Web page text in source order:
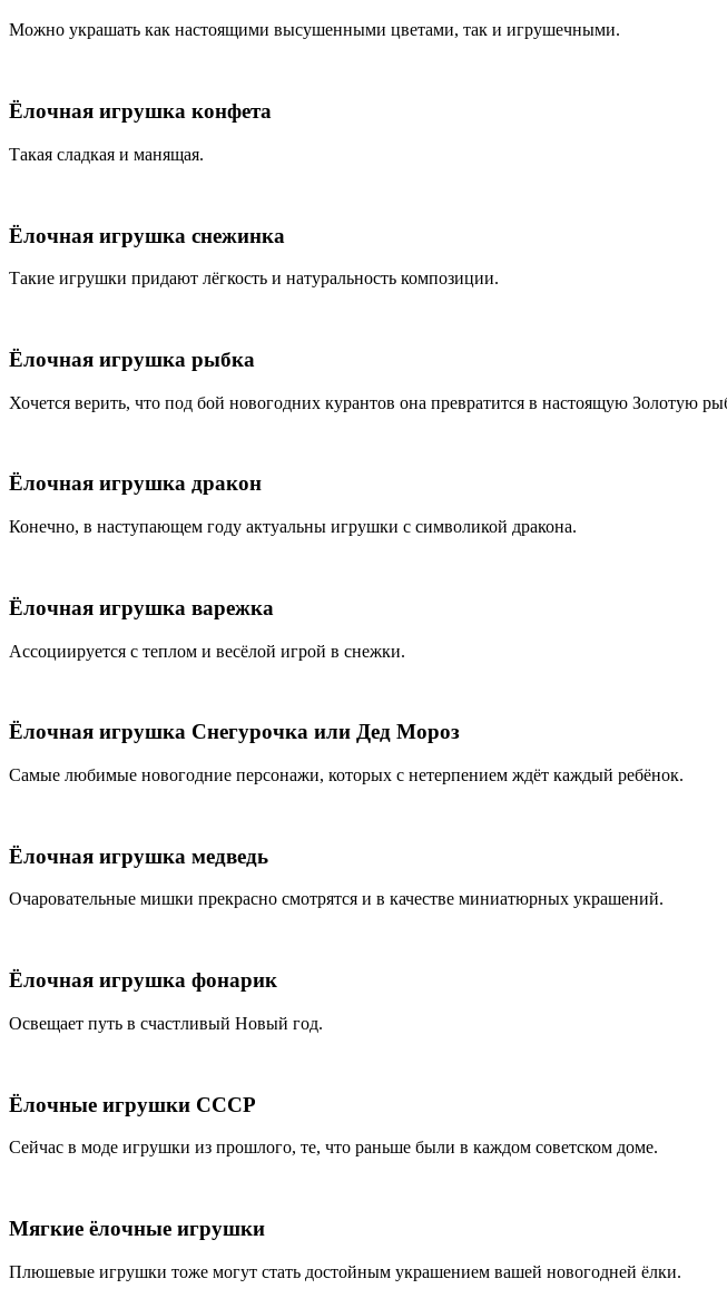
Можно украшать как настоящими высушенными цветами, так и игрушечными.
Ёлочная игрушка конфета
Такая сладкая и манящая.
Ёлочная игрушка снежинка
Такие игрушки придают лёгкость и натуральность композиции.
Ёлочная игрушка рыбка
Хочется верить, что под бой новогодних курантов она превратится в настоящую Золотую
Ёлочная игрушка дракон
Конечно, в наступающем году актуальны игрушки с символикой дракона.
Ёлочная игрушка варежка
Ассоциируется с теплом и весёлой игрой в снежки.
Ёлочная игрушка Снегурочка или Дед Мороз
Самые любимые новогодние персонажи, которых с нетерпением ждёт каждый ребёнок.
Ёлочная игрушка медведь
Очаровательные мишки прекрасно смотрятся и в качестве миниатюрных украшений.
Ёлочная игрушка фонарик
Освещает путь в счастливый Новый год.
Ёлочные игрушки СССР
Сейчас в моде игрушки из прошлого, те, что раньше были в каждом советском доме.
Мягкие ёлочные игрушки
Плюшевые игрушки тоже могут стать достойным украшением вашей новогодней ёлки.